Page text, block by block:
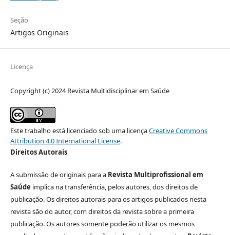
Seção
Artigos Originais
Licença
Copyright (c) 2024 Revista Multidisciplinar em Saúde
Este trabalho está licenciado sob uma licençaCreative Commons
Attribution 4.0 International License.
Direitos Autorais
A submissão de originais para a Revista Multiprofissional em
Saúde implica na transferência, pelos autores, dos direitos de
publicação. Os direitos autorais para os artigos publicados nesta
revista são do autor, com direitos da revista sobre a primeira
publicação. Os autores somente poderão utilizar os mesmos